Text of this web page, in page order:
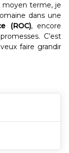
moyen terme, je
dans une
(ROC), encore
C’est
faire grandir